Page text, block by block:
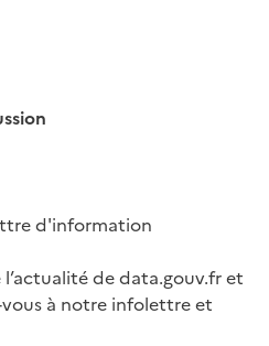
d'information
de data.gouv.fr et
à notre infolettre et